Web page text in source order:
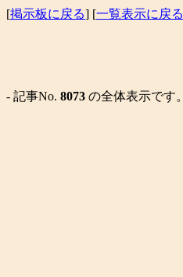
[掲示板に戻る] [一覧表示に戻る
- 記事No. 8073 の全体表示です。